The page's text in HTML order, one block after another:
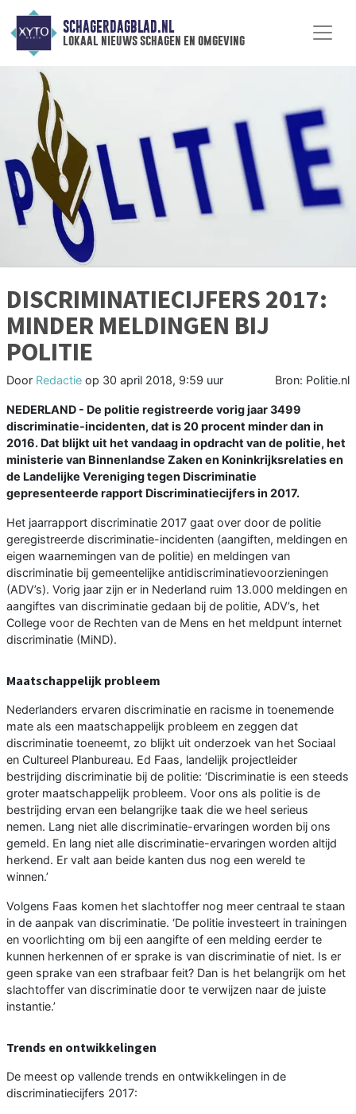
SCHAGERDAGBLAD.NL
lokaal nieuws schagen en omgeving
DISCRIMINATIECIJFERS 2017:
MINDER MELDINGEN BIJ
POLITIE
Door Redactie op 30 april 2018, 9:59 uur Bron: Politie.nl
NEDERLAND - De politie registreerde vorig jaar 3499
discriminatie-incidenten, dat is 20 procent minder dan in
2016. Dat blijkt uit het vandaag in opdracht van de politie, het
ministerie van Binnenlandse Zaken en Koninkrijksrelaties en
de Landelijke Vereniging tegen Discriminatie
gepresenteerde rapport Discriminatiecijfers in 2017.
Het jaarrapport discriminatie 2017 gaat over door de politie
geregistreerde discriminatie-incidenten (aangiften, meldingen en
eigen waarnemingen van de politie) en meldingen van
discriminatie bij gemeentelijke antidiscriminatievoorzieningen
(ADV’s). Vorig jaar zijn er in Nederland ruim 13.000 meldingen en
aangiftes van discriminatie gedaan bij de politie, ADV’s, het
College voor de Rechten van de Mens en het meldpunt internet
discriminatie (MiND).
Maatschappelijk probleem
Nederlanders ervaren discriminatie en racisme in toenemende
mate als een maatschappelijk probleem en zeggen dat
discriminatie toeneemt, zo blijkt uit onderzoek van het Sociaal
en Cultureel Planbureau. Ed Faas, landelijk projectleider
bestrijding discriminatie bij de politie: ‘Discriminatie is een steeds
groter maatschappelijk probleem. Voor ons als politie is de
bestrijding ervan een belangrijke taak die we heel serieus
nemen. Lang niet alle discriminatie-ervaringen worden bij ons
gemeld. En lang niet alle discriminatie-ervaringen worden altijd
herkend. Er valt aan beide kanten dus nog een wereld te
winnen.’
Volgens Faas komen het slachtoffer nog meer centraal te staan
in de aanpak van discriminatie. ‘De politie investeert in trainingen
en voorlichting om bij een aangifte of een melding eerder te
kunnen herkennen of er sprake is van discriminatie of niet. Is er
geen sprake van een strafbaar feit? Dan is het belangrijk om het
slachtoffer van discriminatie door te verwijzen naar de juiste
instantie.’
Trends en ontwikkelingen
De meest op vallende trends en ontwikkelingen in de
discriminatiecijfers 2017: